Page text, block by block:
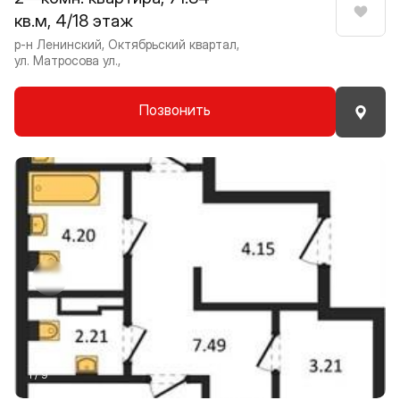
кв.м, 4/18 этаж
р-н Ленинский, Октябрьский квартал,
ул. Матросова ул.,
Позвонить
1 / 9
Прокрутить влево